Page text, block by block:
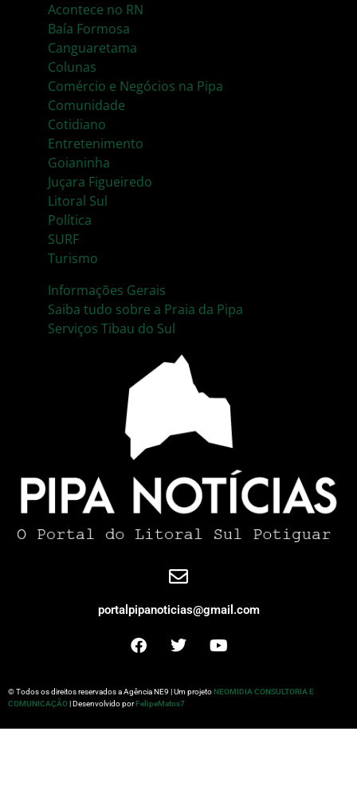
Acontece no RN
Baía Formosa
Canguaretama
Colunas
Comércio e Negócios na Pipa
Comunidade
Cotidiano
Entretenimento
Goianinha
Juçara Figueiredo
Litoral Sul
Política
SURF
Turismo
Informações Gerais
Saiba tudo sobre a Praia da Pipa
Serviços Tibau do Sul
portalpipanoticias@gmail.com
© Todos os direitos reservados a Agência NE9 | Um projetoNEOMIDIA CONSULTORIA E
COMUNICAÇÃO| Desenvolvido porFelipeMatos7